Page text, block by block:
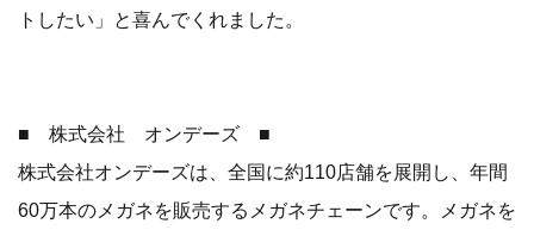
トしたい」と喜んでくれました。
■ 株式会社 オンデーズ ■
株式会社オンデーズは、全国に約110店舗を展開し、年間
60万本のメガネを販売するメガネチェーンです。メガネを